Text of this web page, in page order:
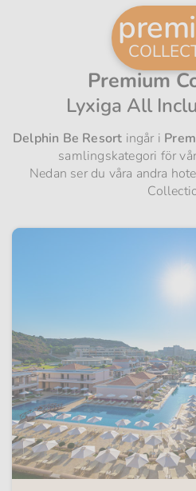
Premium
Lyxiga All
Delphin Be Resort ingår i
samlingskategori för
Nedan ser du våra andra